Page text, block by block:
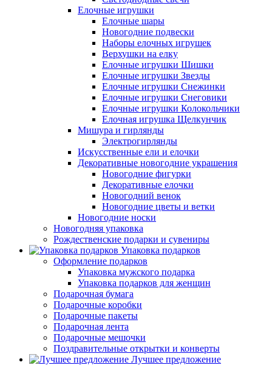
Елочные игрушки
Елочные шары
Новогодние подвески
Наборы елочных игрушек
Верхушки на елку
Елочные игрушки Шишки
Елочные игрушки Звезды
Елочные игрушки Снежинки
Елочные игрушки Снеговики
Елочные игрушки Колокольчики
Елочная игрушка Щелкунчик
Мишура и гирлянды
Электрогирлянды
Искусственные ели и елочки
Декоративные новогодние украшения
Новогодние фигурки
Декоративные елочки
Новогодний венок
Новогодние цветы и ветки
Новогодние носки
Новогодняя упаковка
Рождественские подарки и сувениры
Упаковка подарков
Оформление подарков
Упаковка мужского подарка
Упаковка подарков для женщин
Подарочная бумага
Подарочные коробки
Подарочные пакеты
Подарочная лента
Подарочные мешочки
Поздравительные открытки и конверты
Лучшее предложение